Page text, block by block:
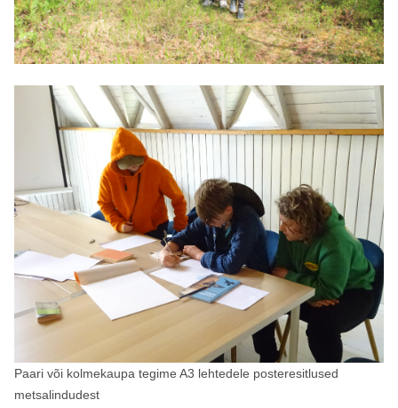
Paari või kolmekaupa tegime A3 lehtedele posteresitlused
metsalindudest